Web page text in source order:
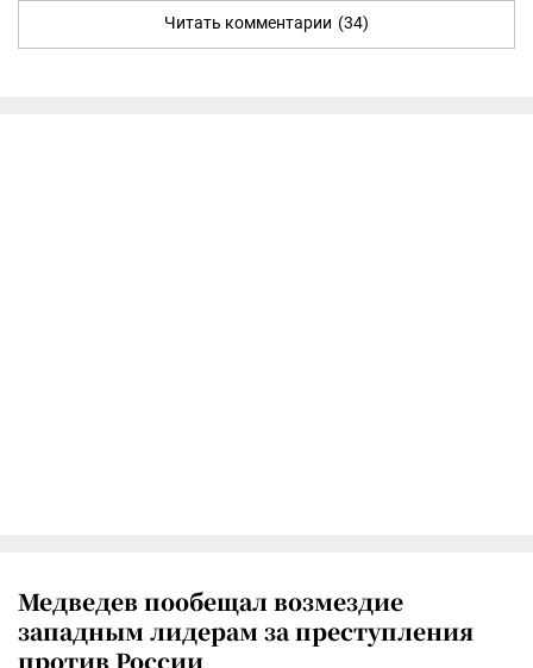
Читать комментарии (34)
Медведев пообещал возмездие
западным лидерам за преступления
против России